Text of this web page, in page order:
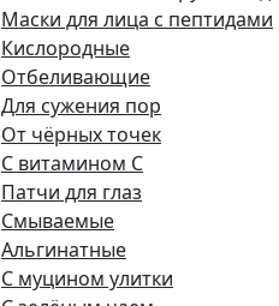
Маски для лица с пептидами
Кислородные
Отбеливающие
Для сужения пор
От чёрных точек
С витамином C
Патчи для глаз
Смываемые
Альгинатные
С муцином улитки